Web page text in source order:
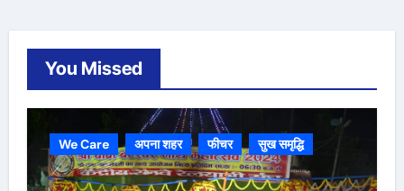
You Missed
We Care अपना शहर फीचर सुख समृद्धि